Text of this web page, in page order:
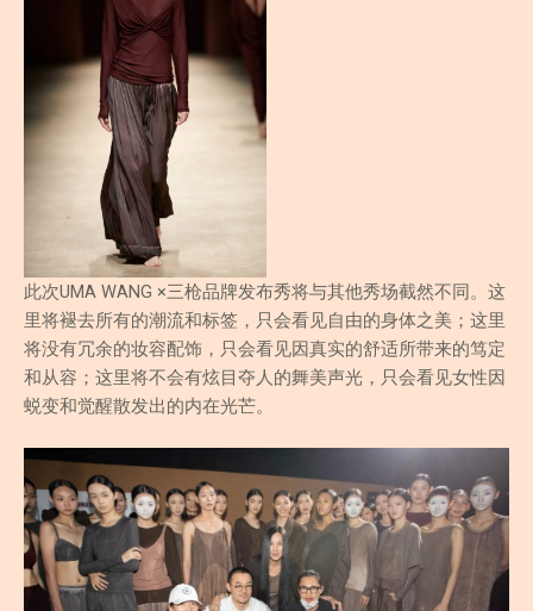
此次UMA WANG ×三枪品牌发布秀将与其他秀场截然不同。这
里将褪去所有的潮流和标签，只会看见自由的身体之美；这里
将没有冗余的妆容配饰，只会看见因真实的舒适所带来的笃定
和从容；这里将不会有炫目夺人的舞美声光，只会看见女性因
蜕变和觉醒散发出的内在光芒。